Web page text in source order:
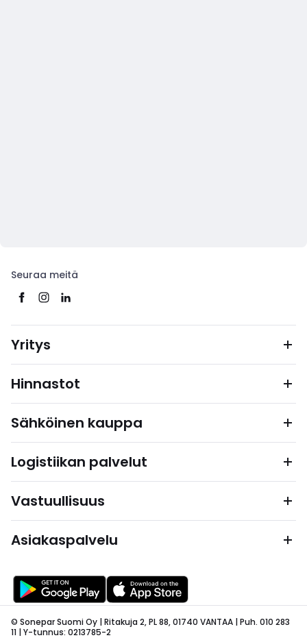
Seuraa meitä
Yritys
Hinnastot
Sähköinen kauppa
Logistiikan palvelut
Vastuullisuus
Asiakaspalvelu
© Sonepar Suomi Oy | Ritakuja 2, PL 88, 01740 VANTAA | Puh. 010 283
11 | Y-tunnus: 0213785-2